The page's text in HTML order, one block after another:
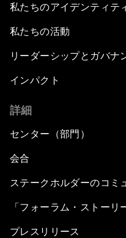
私たちのアイデンティテ
私たちの活動
リーダーシップとガバナ
インパクト
詳細
センター（部門）
会合
ステークホルダーのコミ
「フォーラム・ストーリ
プレスリリース